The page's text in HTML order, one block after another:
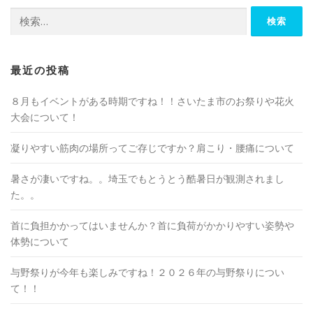
索:
最近の投稿
８月もイベントがある時期ですね！！さいたま市のお祭りや花火
大会について！
凝りやすい筋肉の場所ってご存じですか？肩こり・腰痛について
暑さが凄いですね。。埼玉でもとうとう酷暑日が観測されまし
た。。
首に負担かかってはいませんか？首に負荷がかかりやすい姿勢や
体勢について
与野祭りが今年も楽しみですね！２０２６年の与野祭りについ
て！！